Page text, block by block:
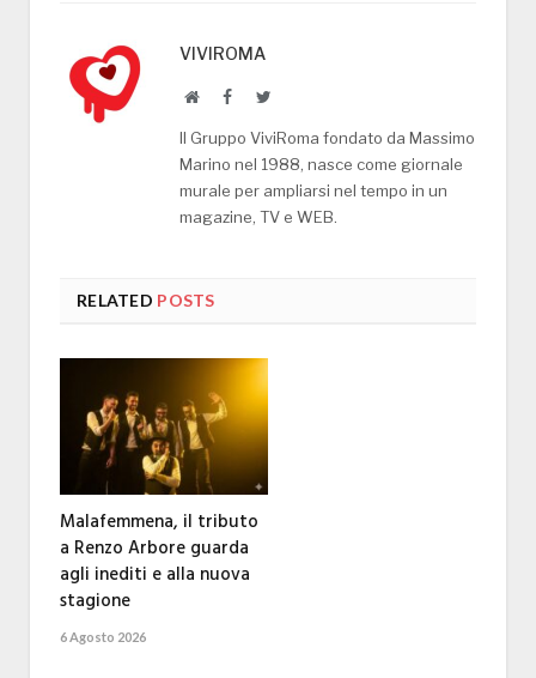
VIVIROMA
WebsiteFacebookTwitter
Il Gruppo ViviRoma fondato da Massimo
Marino nel 1988, nasce come giornale
murale per ampliarsi nel tempo in un
magazine, TV e WEB.
RELATED POSTS
Malafemmena, il tributo
a Renzo Arbore guarda
agli inediti e alla nuova
stagione
6 Agosto 2026